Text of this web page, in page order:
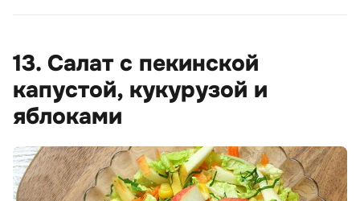
13. Салат с пекинской
капустой, кукурузой и
яблоками